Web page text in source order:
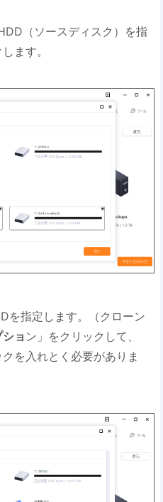
（ソースディスク）を指
ます。
を指定します。（クローン
ョ ン」をクリックして、
を入れとく必要がありま